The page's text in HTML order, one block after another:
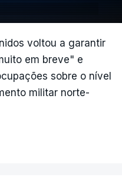
da ofensiva
a Ucrânia, a
ambos os países
alcance,
de vítimas civis.
voltou a garantir
em breve" e
sobre o nível
militar norte-